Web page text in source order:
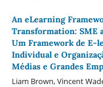
An eLearning
Transformation: SME
Um Framework de E-
Individual e
Médias e Grandes
Liam Brown, Vincent